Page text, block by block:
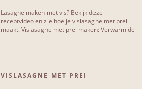
0
Lasagne maken met vis? Bekijk deze
receptvideo en zie hoe je vislasagne met prei
maakt. Vislasagne met prei maken: Verwarm de
VISLASAGNE MET PREI